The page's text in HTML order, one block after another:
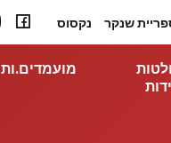
שנקר נקסוס
מועמדים.ות